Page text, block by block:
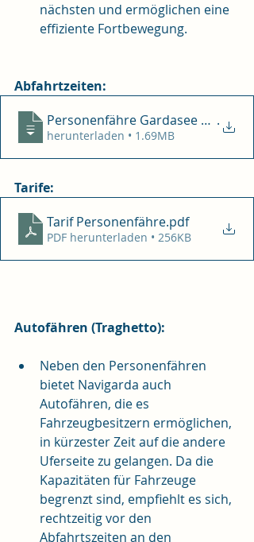
nächsten und ermöglichen eine
effiziente Fortbewegung.
Abfahrtzeiten:
Personenfähre Gardasee 2024
.
herunterladen • 1.69MB
Tarife:
Tarif Personenfähre.pdf
PDF herunterladen • 256KB
Autofähren (Traghetto):
Neben den Personenfähren
bietet Navigarda auch
Autofähren, die es
Fahrzeugbesitzern ermöglichen,
in kürzester Zeit auf die andere
Uferseite zu gelangen. Da die
Kapazitäten für Fahrzeuge
begrenzt sind, empfiehlt es sich,
rechtzeitig vor den
Abfahrtszeiten an den